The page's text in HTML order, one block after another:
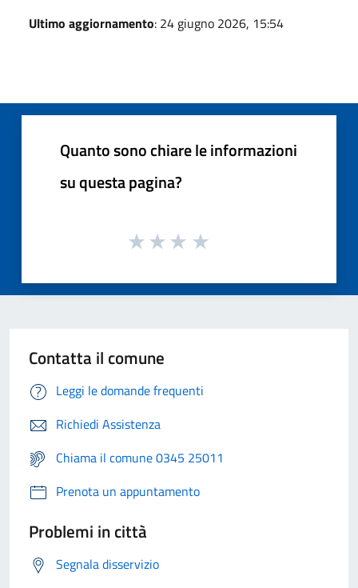
Ultimo aggiornamento: 24 giugno 2026, 15:54
Quanto sono chiare le informazioni
su questa pagina?
Contatta il comune
Leggi le domande frequenti
Richiedi Assistenza
Chiama il comune 0345 25011
Prenota un appuntamento
Problemi in città
Segnala disservizio